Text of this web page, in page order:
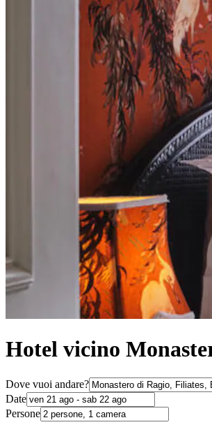
Hotel vicino
Dove vuoi andare?
Date
Persone